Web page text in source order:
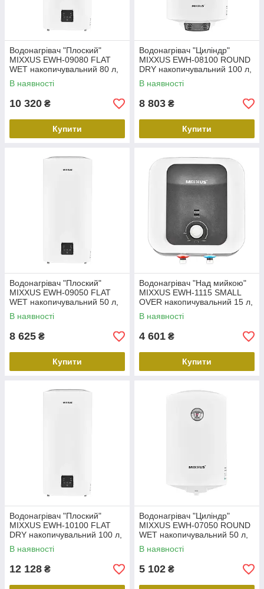
Водонагрівач "Плоский"
MIXXUS EWH-09080 FLAT
WET накопичувальний 80 л,
мокрий тен 2 kW (WH0595)
В наявності
10 320 ₴
Купити
Водонагрівач "Циліндр"
MIXXUS EWH-08100 ROUND
DRY накопичувальний 100 л,
сухий тен 2 kW (WH0610)
В наявності
8 803 ₴
Купити
Водонагрівач "Плоский"
MIXXUS EWH-09050 FLAT
WET накопичувальний 50 л,
мокрий тен 2 kW (WH0594)
В наявності
8 625 ₴
Купити
Водонагрівач "Над мийкою"
MIXXUS EWH-1115 SMALL
OVER накопичувальний 15 л,
мокрий тен 1,5 kW (WH0607)
В наявності
4 601 ₴
Купити
Водонагрівач "Плоский"
MIXXUS EWH-10100 FLAT
DRY накопичувальний 100 л,
сухий тен 2 kW (WH0599)
В наявності
12 128 ₴
Водонагрівач "Циліндр"
MIXXUS EWH-07050 ROUND
WET накопичувальний 50 л,
мокрий тен 1,5 kW (WH0601)
В наявності
5 102 ₴